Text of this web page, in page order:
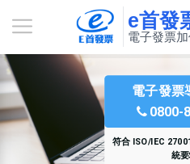
e首發
電子發票
電子發票
0800-
符合 ISO/IEC
統